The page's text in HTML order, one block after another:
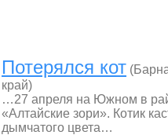
Потерялся кот
край)
…27 апреля на Южном в
«Алтайские зори». Котик
дымчатого цвета…